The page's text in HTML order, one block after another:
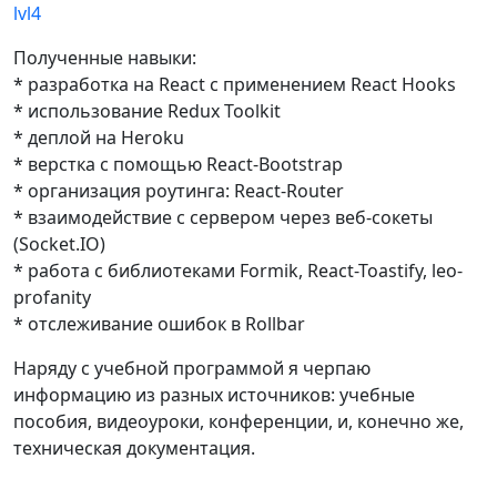
lvl4
Полученные навыки:
* разработка на Reaсt с применением React Hooks
* использование Redux Toolkit
* деплой на Heroku
* верстка с помощью React-Bootstrap
* организация роутинга: React-Router
* взаимодействие с сервером через веб-сокеты
(Socket.IO)
* работа с библиотеками Formik, React-Toastify, leo-
profanity
* отслеживание ошибок в Rollbar
Наряду с учебной программой я черпаю
информацию из разных источников: учебные
пособия, видеоуроки, конференции, и, конечно же,
техническая документация.